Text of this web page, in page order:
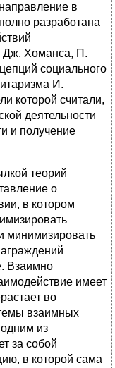
в
разработана
Дж. Хоманса, П.
социального
И.
которой считали,
деятельности
и получение
теорий
о
в котором
минимизировать
Взаимно
имеет
во
взаимных
из
за собой
в которой сама